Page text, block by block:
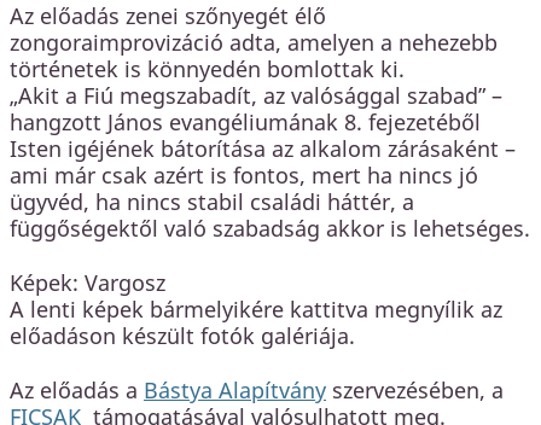
Az előadás zenei szőnyegét élő
zongoraimprovizáció adta, amelyen a nehezebb
történetek is könnyedén bomlottak ki.
„Akit a Fiú megszabadít, az valósággal szabad” –
hangzott János evangéliumának 8. fejezetéből
Isten igéjének bátorítása az alkalom zárásaként –
ami már csak azért is fontos, mert ha nincs jó
ügyvéd, ha nincs stabil családi háttér, a
függőségektől való szabadság akkor is lehetséges.
Képek: Vargosz
A lenti képek bármelyikére kattitva megnyílik az
előadáson készült fotók galériája.
Az előadás a Bástya Alapítvány szervezésében, a
FICSAK támogatásával valósulhatott meg.